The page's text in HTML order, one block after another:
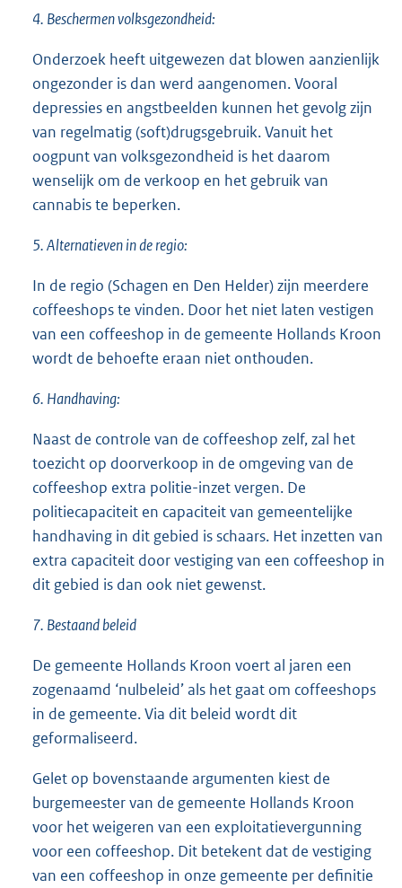
4. Beschermen volksgezondheid:
Onderzoek heeft uitgewezen dat blowen aanzienlijk
ongezonder is dan werd aangenomen. Vooral
depressies en angstbeelden kunnen het gevolg zijn
van regelmatig (soft)drugsgebruik. Vanuit het
oogpunt van volksgezondheid is het daarom
wenselijk om de verkoop en het gebruik van
cannabis te beperken.
5. Alternatieven in de regio:
In de regio (Schagen en Den Helder) zijn meerdere
coffeeshops te vinden. Door het niet laten vestigen
van een coffeeshop in de gemeente Hollands Kroon
wordt de behoefte eraan niet onthouden.
6. Handhaving:
Naast de controle van de coffeeshop zelf, zal het
toezicht op doorverkoop in de omgeving van de
coffeeshop extra politie-inzet vergen. De
politiecapaciteit en capaciteit van gemeentelijke
handhaving in dit gebied is schaars. Het inzetten van
extra capaciteit door vestiging van een coffeeshop in
dit gebied is dan ook niet gewenst.
7. Bestaand beleid
De gemeente Hollands Kroon voert al jaren een
zogenaamd ‘nulbeleid’ als het gaat om coffeeshops
in de gemeente. Via dit beleid wordt dit
geformaliseerd.
Gelet op bovenstaande argumenten kiest de
burgemeester van de gemeente Hollands Kroon
voor het weigeren van een exploitatievergunning
voor een coffeeshop. Dit betekent dat de vestiging
van een coffeeshop in onze gemeente per definitie